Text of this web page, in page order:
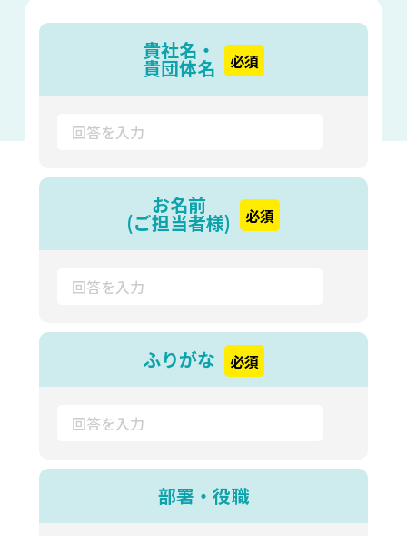
貴社名・
貴団体名 必須
お名前
(ご担当者様) 必須
ふりがな 必須
部署・役職